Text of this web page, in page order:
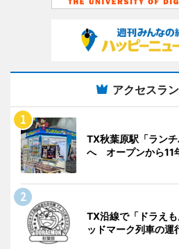
アクセスラ
TX秋葉原駅「ラン
へ オープンから11
TX沿線で「ドラえ
ッドマーク列車の運